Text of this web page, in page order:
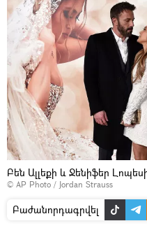
Բեն Ալլեքի և Ջենիֆեր Լոպեսի
© AP Photo / Jordan Strauss
Բաժանորդագրվել